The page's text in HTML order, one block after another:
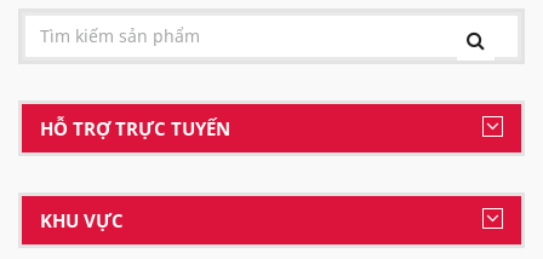
HỖ TRỢ TRỰC TUYẾN
KHU VỰC